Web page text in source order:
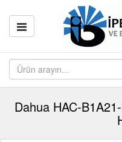
Dahua HAC-